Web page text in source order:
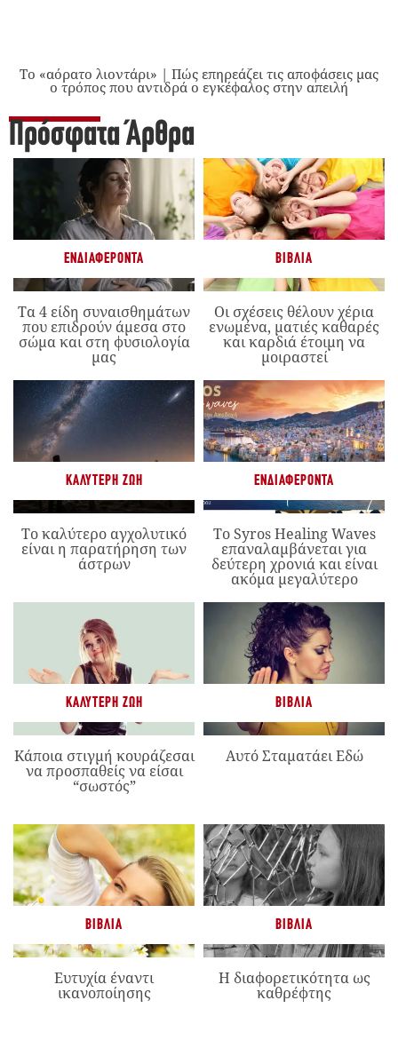
Το «αόρατο λιοντάρι» | Πώς επηρεάζει τις αποφάσεις μας
ο τρόπος που αντιδρά ο εγκέφαλος στην απειλή
Πρόσφατα Άρθρα
ΕΝΔΙΑΦΈΡΟΝΤΑ
Τα 4 είδη συναισθημάτων
που επιδρούν άμεσα στο
σώμα και στη φυσιολογία
μας
ΒΙΒΛΊΑ
Οι σχέσεις θέλουν χέρια
ενωμένα, ματιές καθαρές
και καρδιά έτοιμη να
μοιραστεί
ΚΑΛΎΤΕΡΗ ΖΩΉ
Το καλύτερο αγχολυτικό
είναι η παρατήρηση των
άστρων
ΕΝΔΙΑΦΈΡΟΝΤΑ
Το Syros Healing Waves
επαναλαμβάνεται για
δεύτερη χρονιά και είναι
ακόμα μεγαλύτερο
ΚΑΛΎΤΕΡΗ ΖΩΉ
Κάποια στιγμή κουράζεσαι
να προσπαθείς να είσαι
“σωστός”
ΒΙΒΛΊΑ
Αυτό Σταματάει Εδώ
ΒΙΒΛΊΑ
Ευτυχία έναντι
ικανοποίησης
ΒΙΒΛΊΑ
Η διαφορετικότητα ως
καθρέφτης